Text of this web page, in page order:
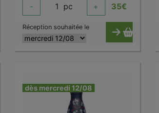
- 1 pc + 35€
Réception souhaitée le
dès mercredi 12/08